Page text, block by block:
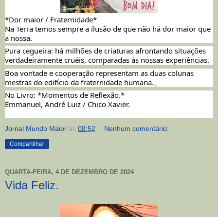
*Dor maior / Fraternidade*
Na Terra temos sempre a ilusão de que não há dor maior que
a nossa.
Pura cegueira: há milhões de criaturas afrontando situações
verdadeiramente cruéis, comparadas às nossas experiências.
Boa vontade e cooperação representam as duas colunas
mestras do edifício da fraternidade humana._
No Livro: *Momentos de Reflexão.*
Emmanuel, André Luiz / Chico Xavier.
Jornal Mundo Maior às 08:52 Nenhum comentário:
Compartilhar
QUARTA-FEIRA, 4 DE DEZEMBRO DE 2024
Vida Feliz.